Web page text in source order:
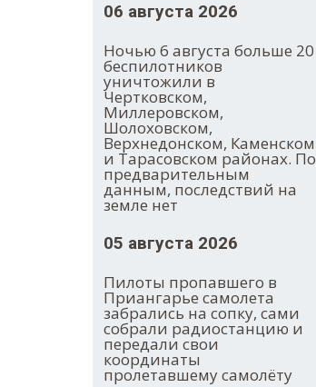
06 августа 2026
Ночью 6 августа больше 20
беспилотников
уничтожили в
Чертковском,
Миллеровском,
Шолоховском,
Верхнедонском, Каменском
и Тарасовском районах. По
предварительным
данным, последствий на
земле нет
05 августа 2026
Пилоты пропавшего в
Приангарье самолета
забрались на сопку, сами
собрали радиостанцию и
передали свои
координаты
пролетавшему самолёту